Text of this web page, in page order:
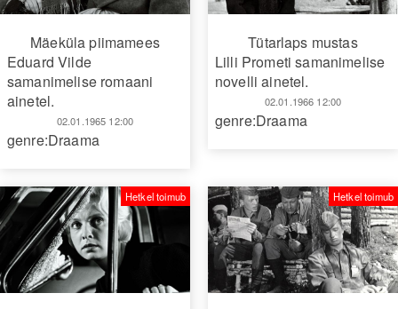
Mäeküla piimamees
Eduard Vilde
samanimelise romaani
ainetel.
02.01.1965 12:00
genre:Draama
Tütarlaps mustas
Lilli Prometi samanimelise
novelli ainetel.
02.01.1966 12:00
genre:Draama
Hetkel toimub Hetkel toimub